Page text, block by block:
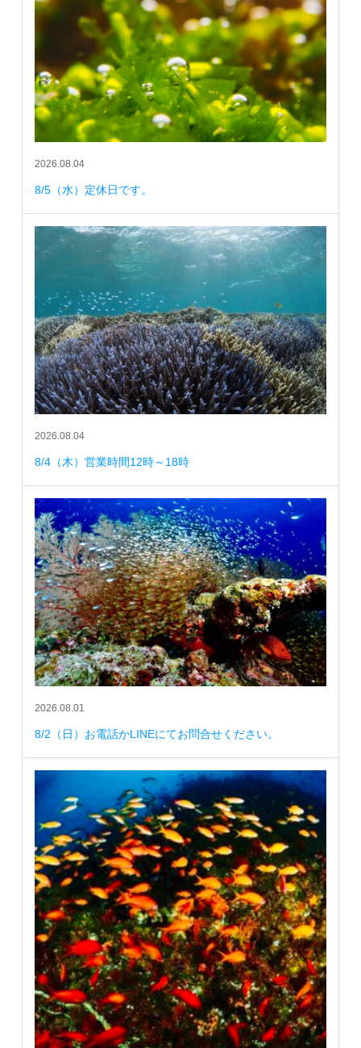
2026.08.04
8/5（水）定休日です。
2026.08.04
8/4（木）営業時間12時～18時
2026.08.01
8/2（日）お電話かLINEにてお問合せください。